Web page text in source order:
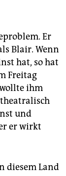
Er
Blair. Wenn
hat, so hat
Freitag
ihm
und
er wirkt
diesem Land